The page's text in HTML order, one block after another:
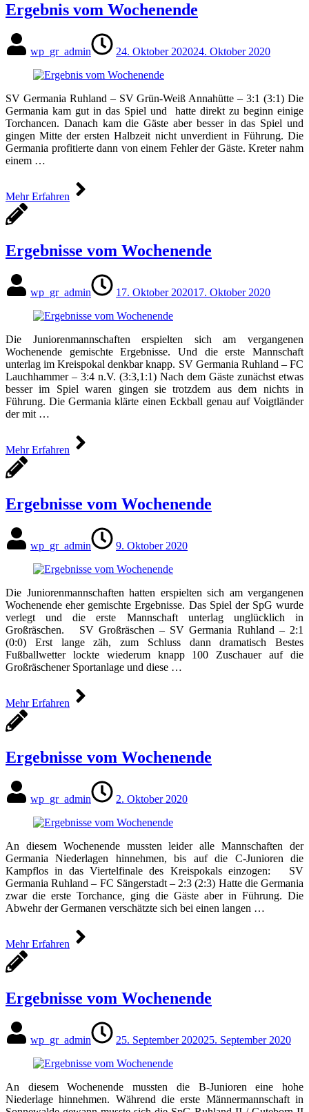
Ergebnis vom Wochenende
wp_gr_admin 24. Oktober 202024. Oktober 2020
SV Germania Ruhland – SV Grün-Weiß Annahütte – 3:1 (3:1) Die
Germania kam gut in das Spiel und hatte direkt zu beginn einige
Torchancen. Danach kam die Gäste aber besser in das Spiel und
gingen Mitte der ersten Halbzeit nicht unverdient in Führung. Die
Germania profitierte dann von einem Fehler der Gäste. Kreter nahm
einem …
Mehr Erfahren
Ergebnisse vom Wochenende
wp_gr_admin 17. Oktober 202017. Oktober 2020
Die Juniorenmannschaften erspielten sich am vergangenen
Wochenende gemischte Ergebnisse. Und die erste Mannschaft
unterlag im Kreispokal denkbar knapp. SV Germania Ruhland – FC
Lauchhammer – 3:4 n.V. (3:3,1:1) Nach dem Gäste zunächst etwas
besser im Spiel waren gingen sie trotzdem aus dem nichts in
Führung. Die Germania klärte einen Eckball genau auf Voigtländer
der mit …
Mehr Erfahren
Ergebnisse vom Wochenende
wp_gr_admin 9. Oktober 2020
Die Juniorenmannschaften hatten erspielten sich am vergangenen
Wochenende eher gemischte Ergebnisse. Das Spiel der SpG wurde
verlegt und die erste Mannschaft unterlag unglücklich in
Großräschen. SV Großräschen – SV Germania Ruhland – 2:1
(0:0) Erst lange zäh, zum Schluss dann dramatisch Bestes
Fußballwetter lockte wiederum knapp 100 Zuschauer auf die
Großräschener Sportanlage und diese …
Mehr Erfahren
Ergebnisse vom Wochenende
wp_gr_admin 2. Oktober 2020
An diesem Wochenende mussten leider alle Mannschaften der
Germania Niederlagen hinnehmen, bis auf die C-Junioren die
Kampflos in das Viertelfinale des Kreispokals einzogen: SV
Germania Ruhland – FC Sängerstadt – 2:3 (2:3) Hatte die Germania
zwar die erste Torchance, ging die Gäste aber in Führung. Die
Abwehr der Germanen verschätzte sich bei einen langen …
Mehr Erfahren
Ergebnisse vom Wochenende
wp_gr_admin 25. September 202025. September 2020
An diesem Wochenende mussten die B-Junioren eine hohe
Niederlage hinnehmen. Während die erste Männermannschaft in